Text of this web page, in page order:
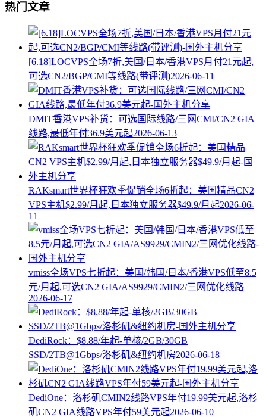
热门文章
[6.18]LOCVPS全场7折,美国/日本/香港VPS月付21元起,
可选CN2/BGP/CMI等线路(带评测)2026-06-11
DMIT香港VPS补货：可选国际线路/三网CMI/CN2 GIA
线路,最低年付36.9美元起2026-06-13
RAKsmart世界杯狂欢季促销全场6折起：美国精品CN2
VPS主机$2.99/月起,日本独立服务器$49.9/月起2026-06-
11
vmiss全场VPS七折起：美国/韩国/日本/香港VPS低至8.5
元/月起,可选CN2 GIA/AS9929/CMIN2/三网优化线路
2026-06-17
DediRock：$8.88/年起-单核/2GB/30GB
SSD/2TB@1Gbps/洛杉矶&纽约机房2026-06-18
DediOne：洛杉矶CMIN2线路VPS年付19.99美元起,洛杉
矶CN2 GIA线路VPS年付59美元起2026-06-10